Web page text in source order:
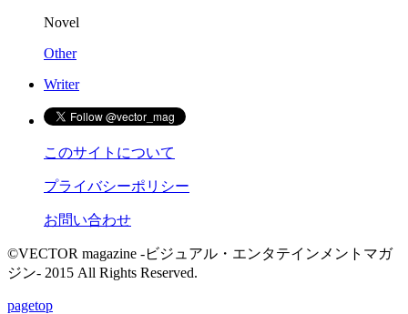
Novel
Other
Writer
このサイトについて
プライバシーポリシー
お問い合わせ
©VECTOR magazine -ビジュアル・エンタテインメントマガ
ジン- 2015 All Rights Reserved.
pagetop